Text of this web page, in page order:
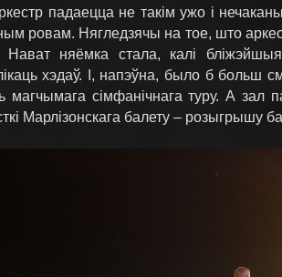
падаецца не такім ужо і
ровам. Нягледзячы на тое, што
Нават няёмка стала, калі
хэдаў. І, напэўна, было б больш
магчымага сімфанічнага туру. А зал
Марлізонскага балету – розыгрышу